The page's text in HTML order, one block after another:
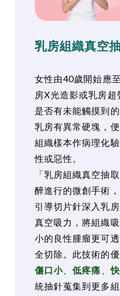
乳房組織真空
女性由40歲開始應
房X光造影或乳房
是否有未能觸摸到
乳房有異常硬塊，
組織樣本作病理化
性或惡性。
「乳房組織真空抽
醉進行的微創手術
引導切片針深入乳
真空吸力，將組織
小的良性腫瘤更可
全切除。此技術的
傷口小、低疼痛、
統抽針蒐集到更多